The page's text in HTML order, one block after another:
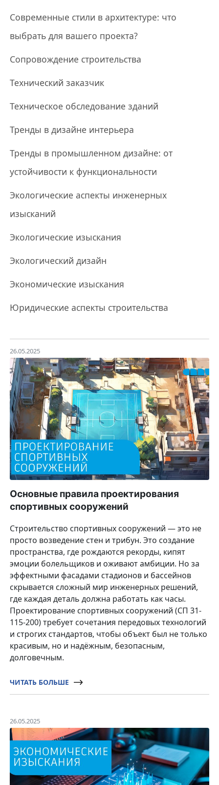
Современные стили в архитектуре: что
выбрать для вашего проекта?
Сопровождение строительства
Технический заказчик
Техническое обследование зданий
Тренды в дизайне интерьера
Тренды в промышленном дизайне: от
устойчивости к функциональности
Экологические аспекты инженерных
изысканий
Экологические изыскания
Экологический дизайн
Экономические изыскания
Юридические аспекты строительства
26.05.2025
Основные правила проектирования
спортивных сооружений
Строительство спортивных сооружений — это не
просто возведение стен и трибун. Это создание
пространства, где рождаются рекорды, кипят
эмоции болельщиков и оживают амбиции. Но за
эффектными фасадами стадионов и бассейнов
скрывается сложный мир инженерных решений,
где каждая деталь должна работать как часы.
Проектирование спортивных сооружений (СП 31-
115-200) требует сочетания передовых технологий
и строгих стандартов, чтобы объект был не только
красивым, но и надёжным, безопасным,
долговечным.
ЧИТАТЬ БОЛЬШЕ
26.05.2025